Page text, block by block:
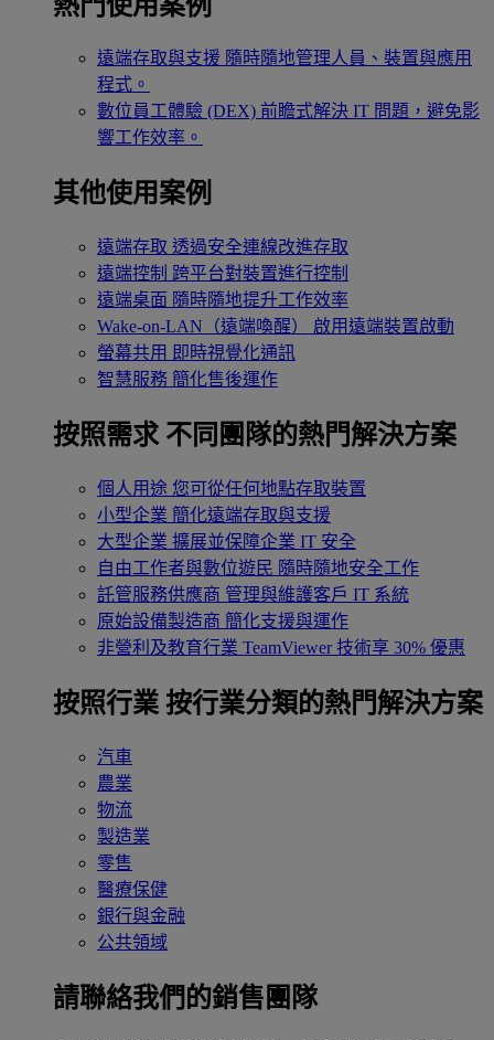
遠端存取與支援 隨時隨地管理人員、裝置與應用
程式。
數位員工體驗 (DEX) 前瞻式解決 IT 問題，避免影
響工作效率。
其他使用案例
遠端存取 透過安全連線改進存取
遠端控制 跨平台對裝置進行控制
遠端桌面 隨時隨地提升工作效率
Wake-on-LAN（遠端喚醒）
啟用遠端裝置啟動
螢幕共用 即時視覺化通訊
智慧服務 簡化售後運作
按照需求 不同團隊的熱門解決方案
個人用途 您可從任何地點存取裝置
小型企業 簡化遠端存取與支援
大型企業 擴展並保障企業 IT 安全
自由工作者與數位遊民 隨時隨地安全工作
託管服務供應商 管理與維護客戶 IT 系統
原始設備製造商 簡化支援與運作
非營利及教育行業 TeamViewer 技術享 30% 優惠
按照行業 按行業分類的熱門解決方案
汽車
農業
物流
製造業
零售
醫療保健
銀行與金融
公共領域
請聯絡我們的銷售團隊